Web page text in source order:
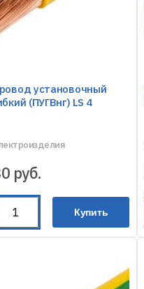
установочный
(ПУГВнг) LS 4
руб.
Купить